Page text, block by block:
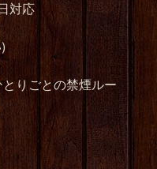
対応
りごとの禁煙ルー